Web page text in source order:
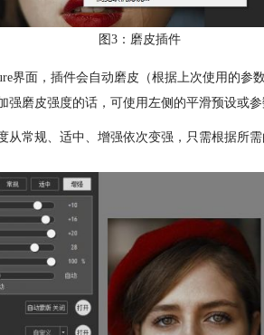
图3：磨皮插件
界面，插件会自动磨皮（根据上次使用的参
强磨皮强度的话，可使用左侧的平滑预设或参
从常规、适中、增强依次变强，只需根据所需